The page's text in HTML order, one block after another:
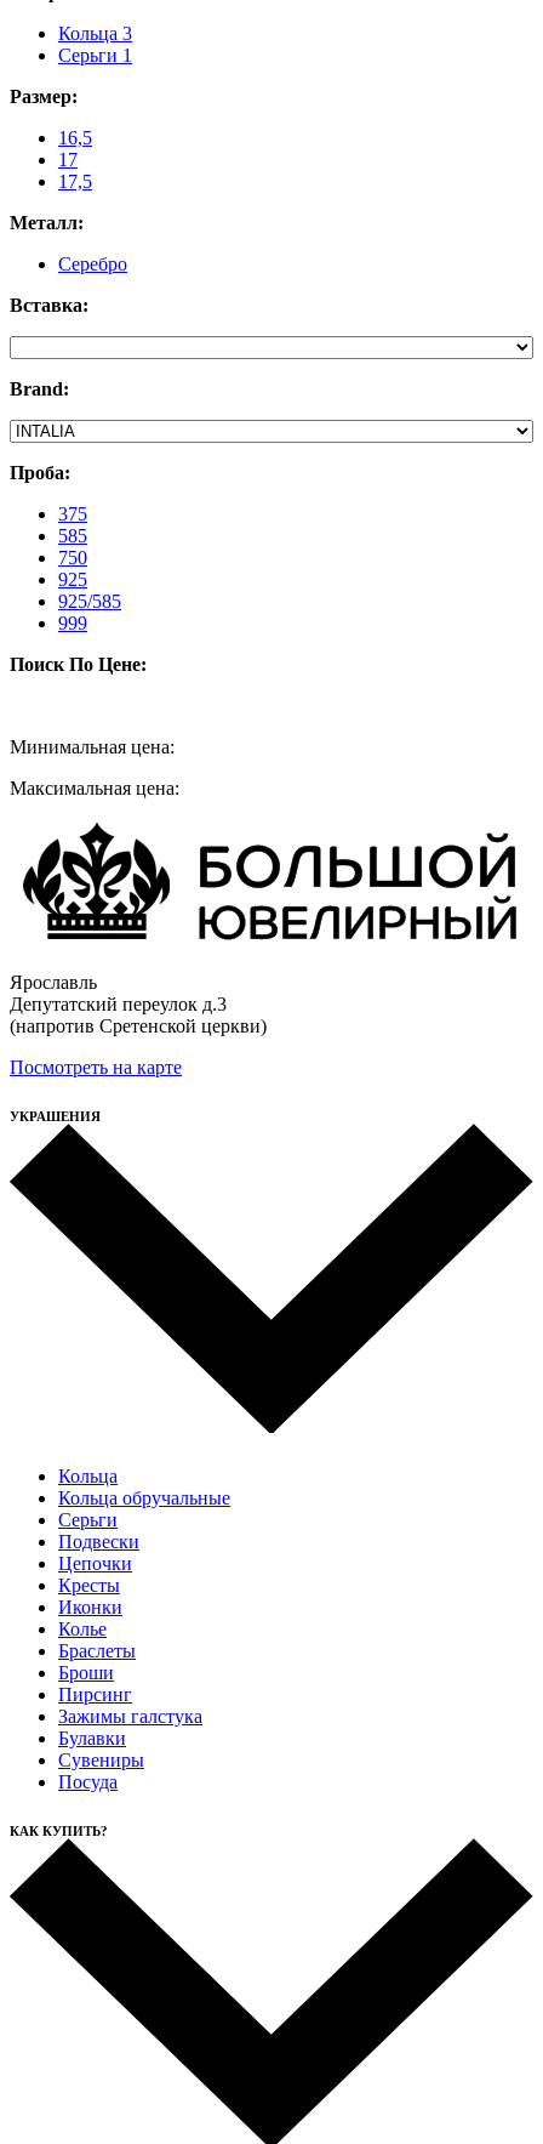
Кольца 3
Серьги 1
Размер:
16,5
17
17,5
Металл:
Серебро
Вставка:
Brand:
Проба:
375
585
750
925
925/585
999
Поиск По Цене:
Минимальная цена:
Максимальная цена:
Ярославль
Депутатский переулок д.3
(напротив Сретенской церкви)
Посмотреть на карте
УКРАШЕНИЯ
Кольца
Кольца обручальные
Серьги
Подвески
Цепочки
Кресты
Иконки
Колье
Браслеты
Броши
Пирсинг
Зажимы галстука
Булавки
Сувениры
Посуда
КАК КУПИТЬ?